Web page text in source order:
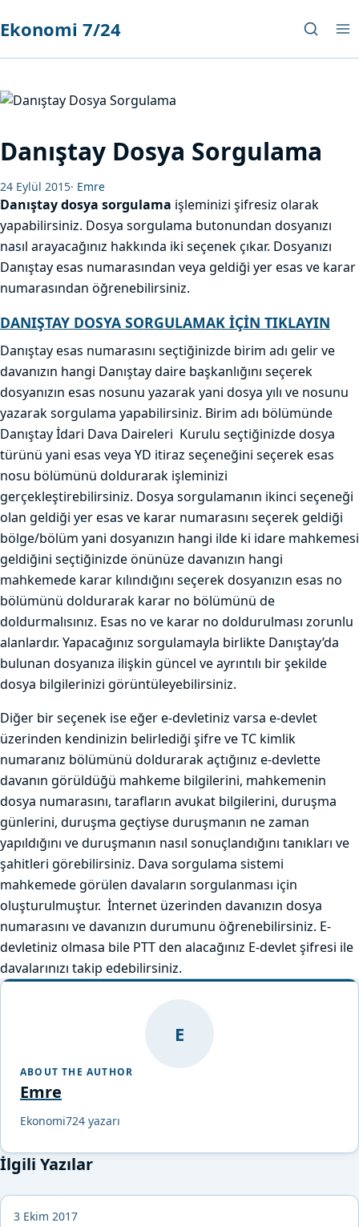
Ekonomi 7/24
Danıştay Dosya Sorgulama
24 Eylül 2015· Emre
Danıştay dosya sorgulama işleminizi şifresiz olarak
yapabilirsiniz. Dosya sorgulama butonundan dosyanızı
nasıl arayacağınız hakkında iki seçenek çıkar. Dosyanızı
Danıştay esas numarasından veya geldiği yer esas ve karar
numarasından öğrenebilirsiniz.
DANIŞTAY DOSYA SORGULAMAK İÇİN TIKLAYIN
Danıştay esas numarasını seçtiğinizde birim adı gelir ve
davanızın hangi Danıştay daire başkanlığını seçerek
dosyanızın esas nosunu yazarak yani dosya yılı ve nosunu
yazarak sorgulama yapabilirsiniz. Birim adı bölümünde
Danıştay İdari Dava Daireleri Kurulu seçtiğinizde dosya
türünü yani esas veya YD itiraz seçeneğini seçerek esas
nosu bölümünü doldurarak işleminizi
gerçekleştirebilirsiniz. Dosya sorgulamanın ikinci seçeneği
olan geldiği yer esas ve karar numarasını seçerek geldiği
bölge/bölüm yani dosyanızın hangi ilde ki idare mahkemesi
geldiğini seçtiğinizde önünüze davanızın hangi
mahkemede karar kılındığını seçerek dosyanızın esas no
bölümünü doldurarak karar no bölümünü de
doldurmalısınız. Esas no ve karar no doldurulması zorunlu
alanlardır. Yapacağınız sorgulamayla birlikte Danıştay’da
bulunan dosyanıza ilişkin güncel ve ayrıntılı bir şekilde
dosya bilgilerinizi görüntüleyebilirsiniz.
Diğer bir seçenek ise eğer e-devletiniz varsa e-devlet
üzerinden kendinizin belirlediği şifre ve TC kimlik
numaranız bölümünü doldurarak açtığınız e-devlette
davanın görüldüğü mahkeme bilgilerini, mahkemenin
dosya numarasını, tarafların avukat bilgilerini, duruşma
günlerini, duruşma geçtiyse duruşmanın ne zaman
yapıldığını ve duruşmanın nasıl sonuçlandığını tanıkları ve
şahitleri görebilirsiniz. Dava sorgulama sistemi
mahkemede görülen davaların sorgulanması için
oluşturulmuştur. İnternet üzerinden davanızın dosya
numarasını ve davanızın durumunu öğrenebilirsiniz. E-
devletiniz olmasa bile PTT den alacağınız E-devlet şifresi ile
davalarınızı takip edebilirsiniz.
E
ABOUT THE AUTHOR
Emre
Ekonomi724 yazarı
İlgili Yazılar
3 Ekim 2017